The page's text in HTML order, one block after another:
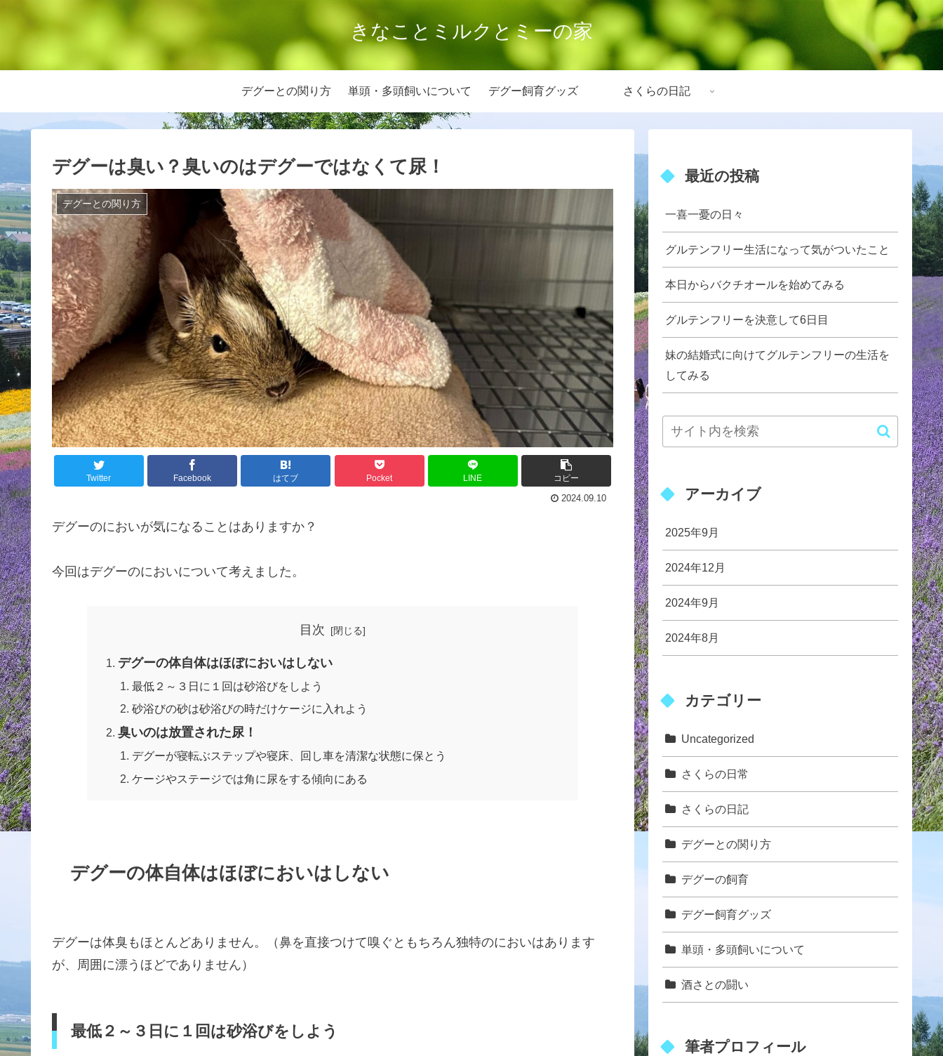
きなことミルクとミーの家
デグーとの関り方 単頭・多頭飼いについて デグー飼育グッズ さくらの日記
デグーは臭い？臭いのはデグーではなくて尿！
デグーとの関り方
Twitter Facebook はてブ Pocket LINE コピー
2024.09.10
デグーのにおいが気になることはありますか？
今回はデグーのにおいについて考えました。
目次
デグーの体自体はほぼにおいはしない
最低２～３日に１回は砂浴びをしよう
砂浴びの砂は砂浴びの時だけケージに入れよう
臭いのは放置された尿！
デグーが寝転ぶステップや寝床、回し車を清潔な状態に保とう
ケージやステージでは角に尿をする傾向にある
デグーの体自体はほぼにおいはしない
デグーは体臭もほとんどありません。（鼻を直接つけて嗅ぐともちろん独特のにおいはあります
が、周囲に漂うほどでありません）
最低２～３日に１回は砂浴びをしよう
最近の投稿
一喜一憂の日々
グルテンフリー生活になって気がついたこと
本日からバクチオールを始めてみる
グルテンフリーを決意して6日目
妹の結婚式に向けてグルテンフリーの生活を
してみる
アーカイブ
2025年9月
2024年12月
2024年9月
2024年8月
カテゴリー
Uncategorized
さくらの日常
さくらの日記
デグーとの関り方
デグーの飼育
デグー飼育グッズ
単頭・多頭飼いについて
酒さとの闘い
筆者プロフィール